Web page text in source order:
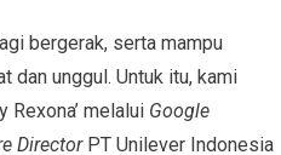
bergerak, serta mampu
dan unggul. Untuk itu, kami
Rexona’ melalui Google
DirectorPT Unilever Indonesia